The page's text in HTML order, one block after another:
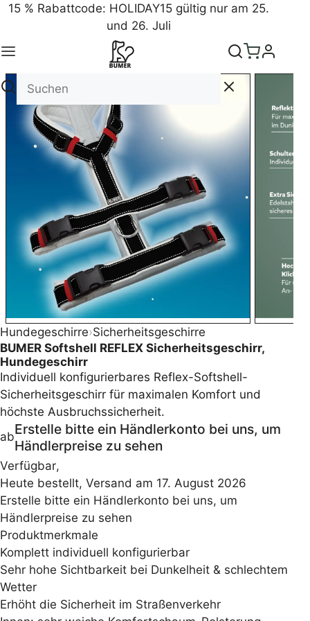
15 % Rabattcode: HOLIDAY15 gültig nur am 25.
und 26. Juli
Hundegeschirre›Sicherheitsgeschirre
BUMER Softshell REFLEX Sicherheitsgeschirr,
Hundegeschirr
Individuell konfigurierbares Reflex-Softshell-
Sicherheitsgeschirr für maximalen Komfort und
höchste Ausbruchssicherheit.
abErstelle bitte ein Händlerkonto bei uns, um
Händlerpreise zu sehen
Verfügbar,
Heute bestellt, Versand am 17. August 2026
Erstelle bitte ein Händlerkonto bei uns, um
Händlerpreise zu sehen
Produktmerkmale
Komplett individuell konfigurierbar
Sehr hohe Sichtbarkeit bei Dunkelheit & schlechtem
Wetter
Erhöht die Sicherheit im Straßenverkehr